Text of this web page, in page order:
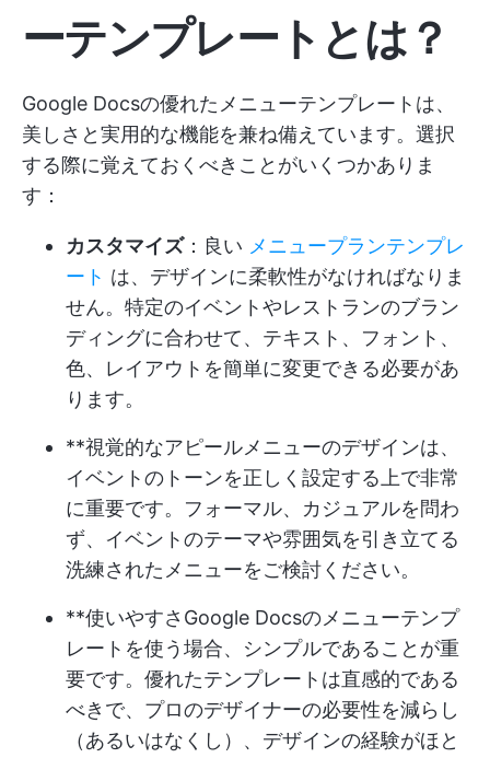
ーテンプレートとは？
Google Docsの優れたメニューテンプレートは、
美しさと実用的な機能を兼ね備えています。選択
する際に覚えておくべきことがいくつかありま
す：
カスタマイズ：良い メニュープランテンプレ
ート は、デザインに柔軟性がなければなりま
せん。特定のイベントやレストランのブラン
ディングに合わせて、テキスト、フォント、
色、レイアウトを簡単に変更できる必要があ
ります。
**視覚的なアピールメニューのデザインは、
イベントのトーンを正しく設定する上で非常
に重要です。フォーマル、カジュアルを問わ
ず、イベントのテーマや雰囲気を引き立てる
洗練されたメニューをご検討ください。
**使いやすさGoogle Docsのメニューテンプ
レートを使う場合、シンプルであることが重
要です。優れたテンプレートは直感的である
べきで、プロのデザイナーの必要性を減らし
（あるいはなくし）、デザインの経験がほと